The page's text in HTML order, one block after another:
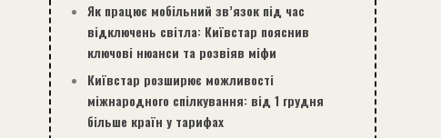
Як працює мобільний зв’язок під час
відключень світла: Київстар пояснив
ключові нюанси та розвіяв міфи
Київстар розширює можливості
міжнародного спілкування: від 1 грудня
більше країн у тарифах